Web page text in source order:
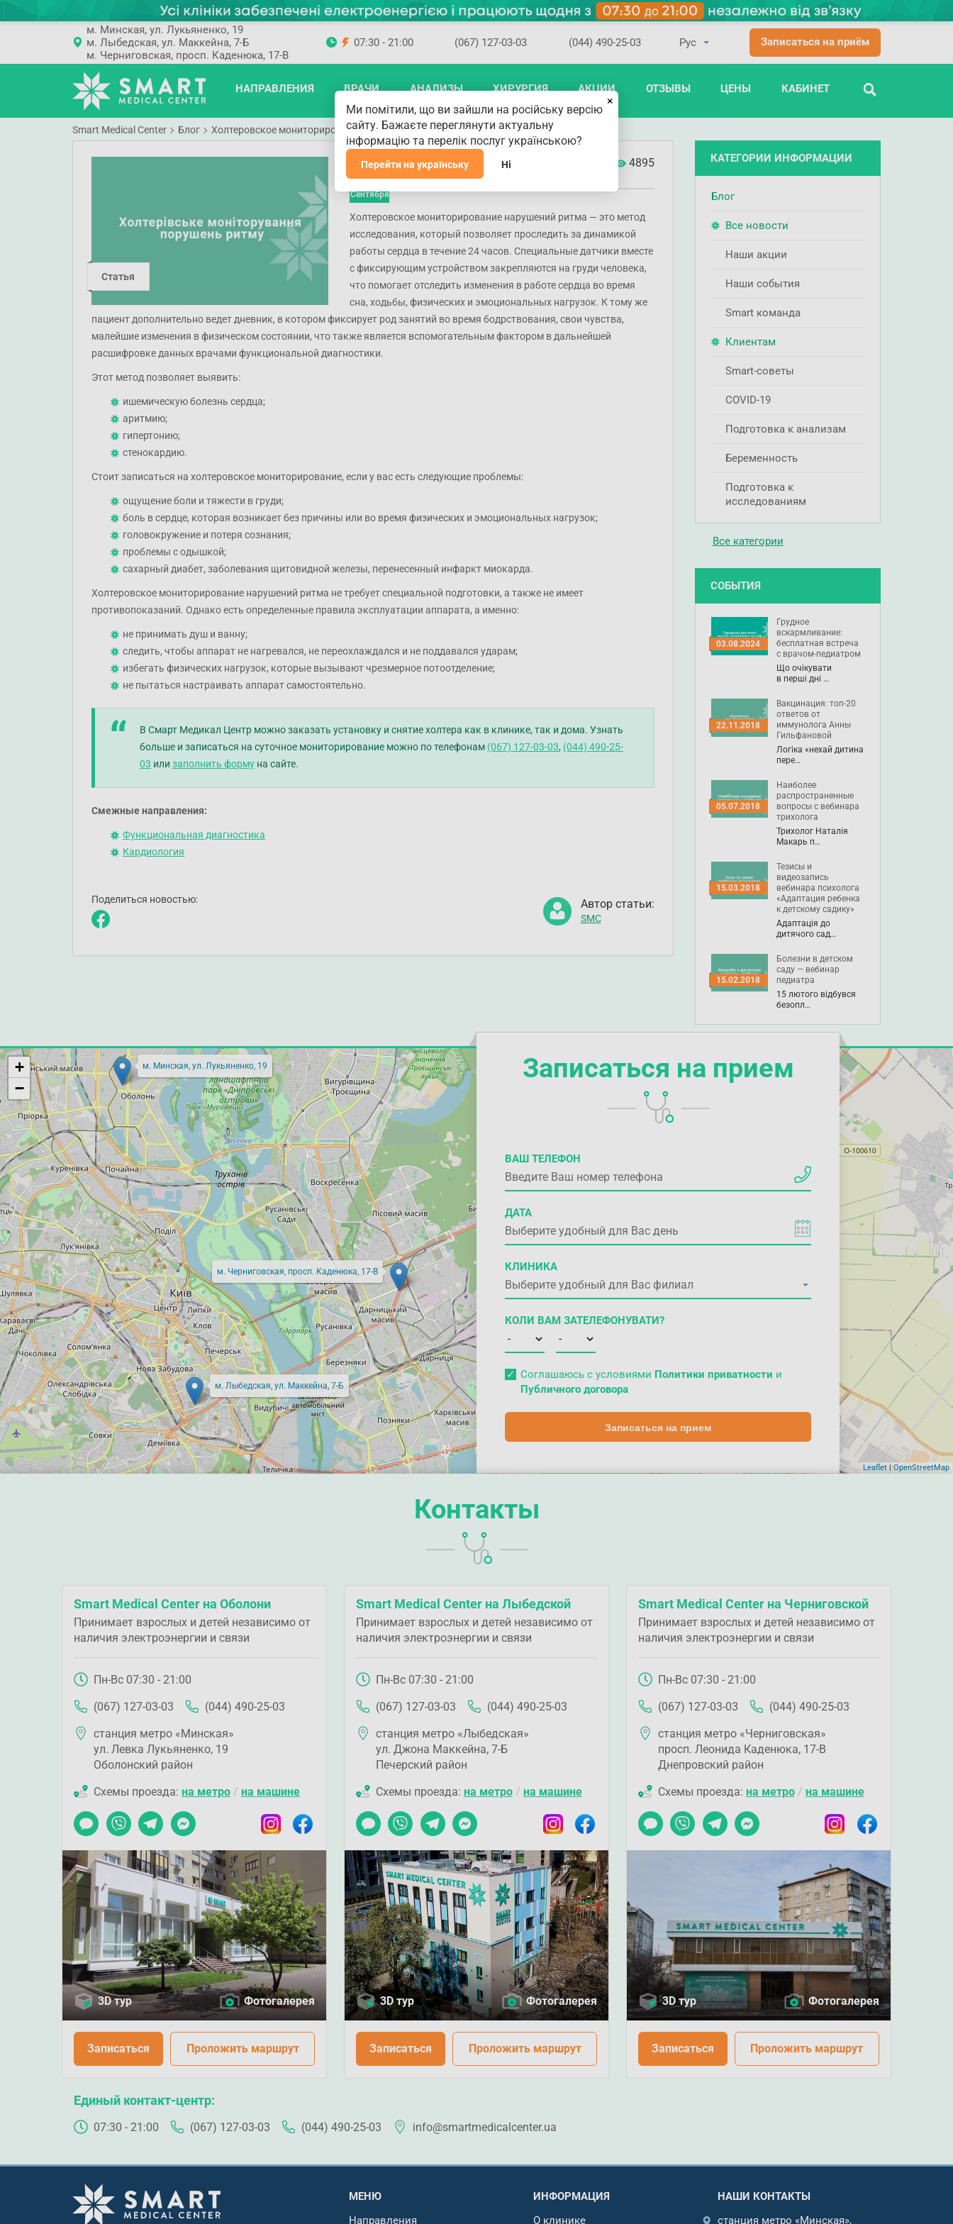
ПОИСК
м. Минская, ул. Лукьяненко, 19
м. Лыбедская, ул. Маккейна, 7-Б
м. Черниговская, просп. Каденюка, 17-В
07:30 - 21:00 (067) 127-03-03 (044) 490-25-03 Записаться на приём
НАПРАВЛЕНИЯ ВРАЧИ АНАЛИЗЫ ХИРУРГИЯ АКЦИИ ОТЗЫВЫ ЦЕНЫ КАБИНЕТ
Smart Medical Center Блог Холтеровское мониторирование нарушений ритма
Статья
Сентября
4895
Холтеровское мониторирование
нарушений ритма
Холтеровское мониторирование нарушений ритма — это метод
исследования, который позволяет проследить за динамикой
работы сердца в течение 24 часов. Специальные датчики вместе
с фиксирующим устройством закрепляются на груди человека,
что помогает отследить изменения в работе сердца во время
сна, ходьбы, физических и эмоциональных нагрузок. К тому же
пациент дополнительно ведет дневник, в котором фиксирует род занятий во время бодрствования, свои чувства,
малейшие изменения в физическом состоянии, что также является вспомогательным фактором в дальнейшей
расшифровке данных врачами функциональной диагностики.
Этот метод позволяет выявить:
ишемическую болезнь сердца;
аритмию;
гипертонию;
стенокардию.
Стоит записаться на холтеровское мониторирование, если у вас есть следующие проблемы:
ощущение боли и тяжести в груди;
боль в сердце, которая возникает без причины или во время физических и эмоциональных нагрузок;
головокружение и потеря сознания;
проблемы с одышкой;
сахарный диабет, заболевания щитовидной железы, перенесенный инфаркт миокарда.
Холтеровское мониторирование нарушений ритма не требует специальной подготовки, а также не имеет
противопоказаний. Однако есть определенные правила эксплуатации аппарата, а именно:
не принимать душ и ванну;
следить, чтобы аппарат не нагревался, не переохлаждался и не поддавался ударам;
избегать физических нагрузок, которые вызывают чрезмерное потоотделение;
не пытаться настраивать аппарат самостоятельно.
В Смарт Медикал Центр можно заказать установку и снятие холтера как в клинике, так и дома. Узнать
больше и записаться на суточное мониторирование можно по телефонам (067) 127-03-03, (044) 490-25-
03 или заполнить форму на сайте.
Смежные направления:
Функциональная диагностика
Кардиология
Поделиться новостью: Автор статьи:
SMC
КАТЕГОРИИ ИНФОРМАЦИИ
Блог
Все новости
Наши акции
Наши события
Smart команда
Клиентам
Smart-советы
COVID-19
Подготовка к анализам
Беременность
Подготовка к
исследованиям
Все категории
СОБЫТИЯ
03.08.2024
Грудное
вскармливание:
бесплатная встреча
с врачом-педиатром
Що очікувати
в перші дні …
22.11.2018
Вакцинация: топ-20
ответов от
иммунолога Анны
Гильфановой
Логіка «нехай дитина
пере…
05.07.2018
Наиболее
распространенные
вопросы с вебинара
трихолога
Трихолог Наталія
Макарь п…
15.03.2018
Тезисы и
видеозапись
вебинара психолога
«Адаптация ребенка
к детскому садику»
Адаптація до
дитячого сад…
15.02.2018
Болезни в детском
саду — вебинар
педиатра
15 лютого відбувся
безопл…
Записаться на прием
ВАШ ТЕЛЕФОН
ДАТА
КЛИНИКА
КОЛИ ВАМ ЗАТЕЛЕФОНУВАТИ?
Соглашаюсь с условиями Политики приватности и
Публичного договора
Записаться на прием
м. Минская, ул. Лукьяненко, 19
м. Лыбедская, ул. Маккейна, 7-Б
м. Черниговская, просп. Каденюка, 17-В
+
−
Leaflet OpenStreetMap
Контакты
Smart Medical Center на Оболони
Принимает взрослых и детей независимо от
наличия электроэнергии и связи
Пн-Вс 07:30 - 21:00
(067) 127-03-03
(044) 490-25-03
станция метро «Минская»
ул. Левка Лукьяненко, 19
Оболонский район
Схемы проезда: на метро / на машине
Чат Viber TelegramMessenger InstagramFacebook
3D тур Фотогалерея
Записаться Проложить маршрут
Smart Medical Center на Лыбедской
Принимает взрослых и детей независимо от
наличия электроэнергии и связи
Пн-Вс 07:30 - 21:00
(067) 127-03-03
(044) 490-25-03
станция метро «Лыбедская»
ул. Джона Маккейна, 7-Б
Печерский район
Схемы проезда: на метро/ на машине
Чат Viber TelegramMessenger InstagramFacebook
3D тур Фотогалерея
Записаться Проложить маршрут
Smart Medical Center на Черниговской
Принимает взрослых и детей независимо от
наличия электроэнергии и связи
Пн-Вс 07:30 - 21:00
(067) 127-03-03
(044) 490-25-03
станция метро «Черниговская»
просп. Леонида Каденюка, 17-В
Днепровский район
Схемы проезда: на метро/ на машине
Чат Viber TelegramMessenger InstagramFacebook
3D тур Фотогалерея
Записаться Проложить маршрут
Единый контакт-центр
07:30 - 21:00 (067) 127-03-03 (044) 490-25-03 info@smartmedicalcenter.ua
НАШИ КОНТАКТЫ
станция метро «Минская»,
МЕНЮ
Направления
ИНФОРМАЦИЯ
О клинике
×
Ми помітили, що ви зайшли на російську версію
сайту. Бажаєте переглянути актуальну
інформацію та перелік послуг українською?
Перейти на українську Ні